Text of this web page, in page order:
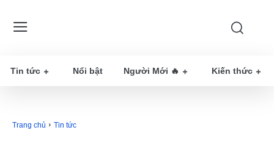
Tin tức Nổi bật Người Mới 🔥 Kiến thức
Trang chủ Tin tức